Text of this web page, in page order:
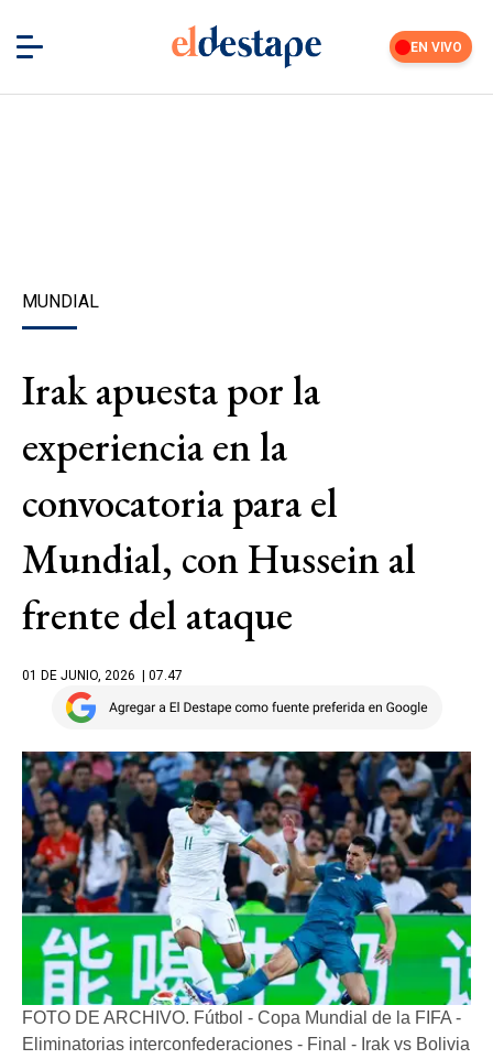
EN VIVO
MUNDIAL
Irak apuesta por la
experiencia en la
convocatoria para el
Mundial, con Hussein al
frente del ataque
01 DE JUNIO, 2026 | 07.47
FOTO DE ARCHIVO. Fútbol - Copa Mundial de la FIFA -
Eliminatorias interconfederaciones - Final - Irak vs Bolivia